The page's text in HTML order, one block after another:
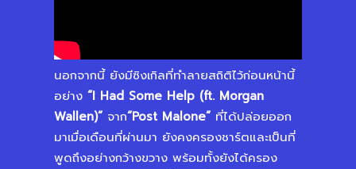
นอกจากนี้ ยังมีซิงเกิลที่ทำลายสถิติไว้ก่อนหน้านี้
อย่าง “I Had Some Help (ft. Morgan
Wallen)” จาก“Post Malone” ที่ได้ปล่อยออก
มาเมื่อเดือนที่ผ่านมา ยังคงครองชาร์ตและเป็นที่
พูดถึงอย่างกว้างขวาง พร้อมทั้งยังได้ครอง